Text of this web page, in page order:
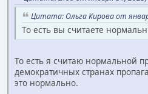
Цитата: Ольга Кирова от
То есть вы считаете
То есть я считаю нормальной
демократичных странах
это нормально.